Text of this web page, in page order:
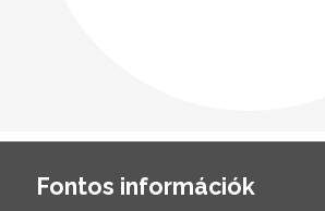
Fontos információk